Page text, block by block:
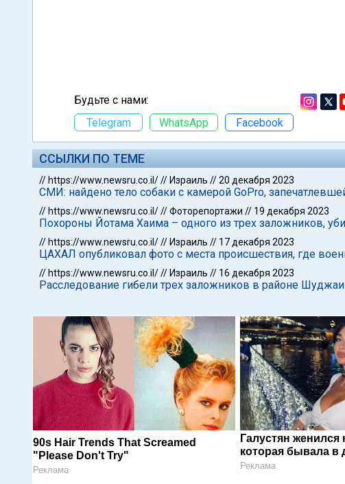
Будьте с нами:
Telegram
WhatsApp Facebook
ССЫЛКИ ПО ТЕМЕ
// https://www.newsru.co.il/// Израиль //20 декабря 2023
СМИ: найдено тело собаки с камерой GoPro,
// https://www.newsru.co.il///Фоторепортажи // 19 декабря 2023
Похороны Йотама Хаима – одного из трех заложников,
// https://www.newsru.co.il/// Израиль // 17 декабря 2023
ЦАХАЛ опубликовал фото с места происшествия, где
// https://www.newsru.co.il/// Израиль // 16 декабря 2023
Расследование гибели трех заложников в районе
90s Hair Trends That Screamed
"Please Don't Try"
Реклама
Галустян
которая бывала в
Реклама